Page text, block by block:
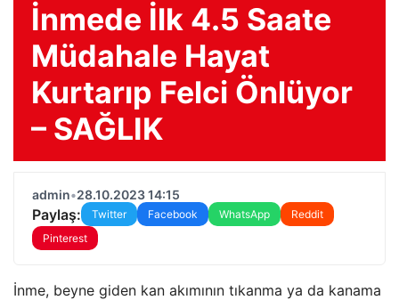
İnmede İlk 4.5 Saate
Müdahale Hayat
Kurtarıp Felci Önlüyor
– SAĞLIK
admin•28.10.2023 14:15
Paylaş: Twitter Facebook WhatsApp
Reddit
Pinterest
İnme, beyne giden kan akımının tıkanma ya da kanama